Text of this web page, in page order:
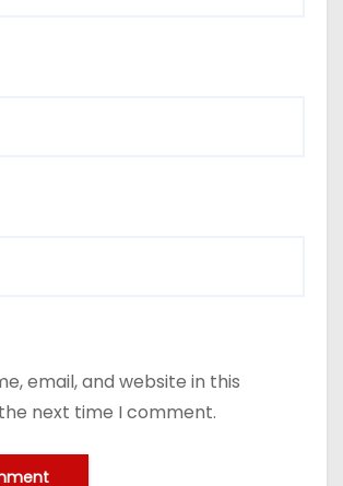
email, and website in this
next time I comment.